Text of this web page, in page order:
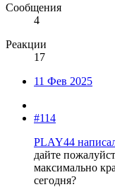
Сообщения
4
Реакции
17
11 Фев 2025
#114
PLAY44
дайте
максимально
сегодня?